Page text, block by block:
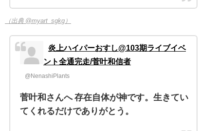
（出典 @myart_sgkg）
炎上ハイパーおすし@103期ライブイベ
ント全通完走/菅叶和信者
@NenashiPlants
菅叶和さんへ 存在自体が神です。生きてい
てくれるだけでありがとう。